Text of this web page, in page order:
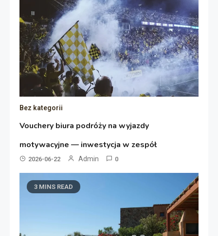
Bez kategorii
Vouchery biura podróży na wyjazdy
motywacyjne — inwestycja w zespół
2026-06-22 Admin 0
3 MINS READ